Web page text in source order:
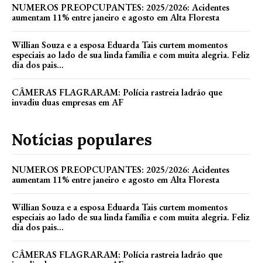
NUMEROS PREOPCUPANTES: 2025/2026: Acidentes
aumentam 11% entre janeiro e agosto em Alta Floresta
Willian Souza e a esposa Eduarda Tais curtem momentos
especiais ao lado de sua linda família e com muita alegria. Feliz
dia dos pais...
CÂMERAS FLAGRARAM: Polícia rastreia ladrão que
invadiu duas empresas em AF
Notícias populares
NUMEROS PREOPCUPANTES: 2025/2026: Acidentes
aumentam 11% entre janeiro e agosto em Alta Floresta
Willian Souza e a esposa Eduarda Tais curtem momentos
especiais ao lado de sua linda família e com muita alegria. Feliz
dia dos pais...
CÂMERAS FLAGRARAM: Polícia rastreia ladrão que